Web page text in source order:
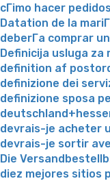
cГіmo hacer
Datation de la
deberГ­a comprar
Definicija usluga za
definition af
definizione dei
definizione sposa
devrais-je acheter
devrais-je sortir
Die
diez mejores sitios